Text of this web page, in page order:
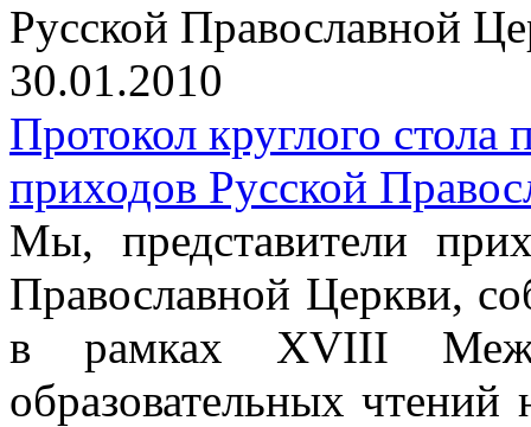
Русской Православной
30.01.2010
Протокол круглого
приходов Русской
Мы, представители
Православной Церкви,
в рамках XVIII
образовательных